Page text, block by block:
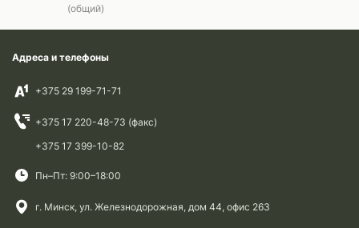
(общий)
Адреса и телефоны
+375 29 199-71-71
+375 17 220-48-73 (факс)
+375 17 399-10-82
Пн–Пт: 9:00–18:00
г. Минск, ул. Железнодорожная, дом 44, офис 263